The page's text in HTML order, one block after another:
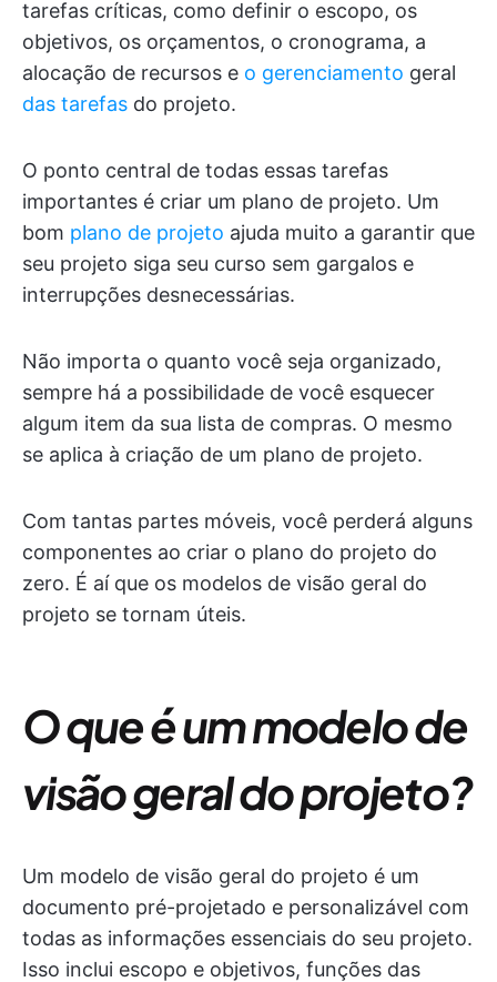
tarefas críticas, como definir o escopo, os
objetivos, os orçamentos, o cronograma, a
alocação de recursos e o gerenciamento geral
das tarefas do projeto.
O ponto central de todas essas tarefas
importantes é criar um plano de projeto. Um
bom plano de projeto ajuda muito a garantir que
seu projeto siga seu curso sem gargalos e
interrupções desnecessárias.
Não importa o quanto você seja organizado,
sempre há a possibilidade de você esquecer
algum item da sua lista de compras. O mesmo
se aplica à criação de um plano de projeto.
Com tantas partes móveis, você perderá alguns
componentes ao criar o plano do projeto do
zero. É aí que os modelos de visão geral do
projeto se tornam úteis.
O que é um modelo de
visão geral do projeto?
Um modelo de visão geral do projeto é um
documento pré-projetado e personalizável com
todas as informações essenciais do seu projeto.
Isso inclui escopo e objetivos, funções das